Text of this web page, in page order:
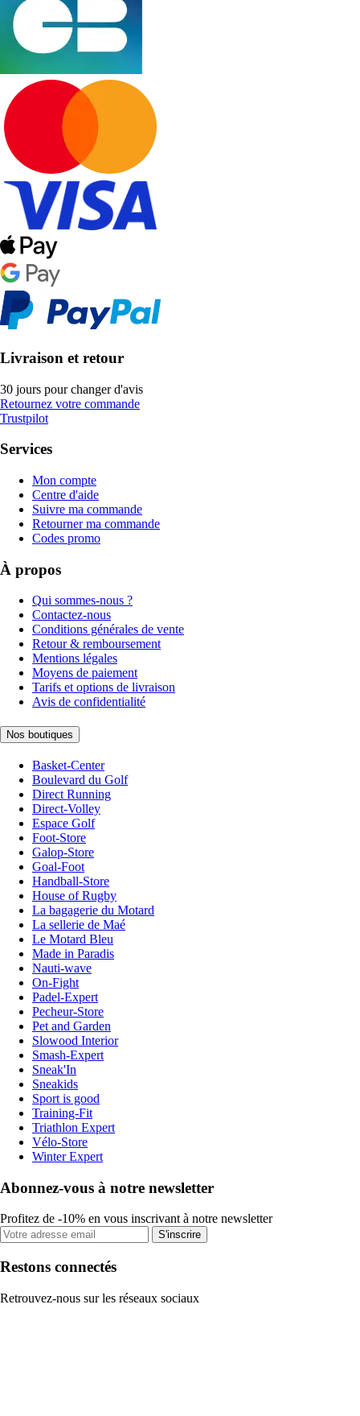
Livraison et retour
30 jours pour changer d'avis
Retournez votre commande
Trustpilot
Services
Mon compte
Centre d'aide
Suivre ma commande
Retourner ma commande
Codes promo
À propos
Qui sommes-nous ?
Contactez-nous
Conditions générales de vente
Retour & remboursement
Mentions légales
Moyens de paiement
Tarifs et options de livraison
Avis de confidentialité
Nos boutiques
Basket-Center
Boulevard du Golf
Direct Running
Direct-Volley
Espace Golf
Foot-Store
Galop-Store
Goal-Foot
Handball-Store
House of Rugby
La bagagerie du Motard
La sellerie de Maé
Le Motard Bleu
Made in Paradis
Nauti-wave
On-Fight
Padel-Expert
Pecheur-Store
Pet and Garden
Slowood Interior
Smash-Expert
Sneak'In
Sneakids
Sport is good
Training-Fit
Triathlon Expert
Vélo-Store
Winter Expert
Abonnez-vous à notre newsletter
Profitez de -10% en vous inscrivant à notre newsletter
S'inscrire
Restons connectés
Retrouvez-nous sur les réseaux sociaux